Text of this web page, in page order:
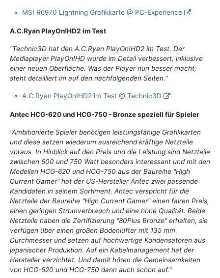
MSI R6970 Lightning Grafikkarte @ PC-Experience
A.C.Ryan PlayOn!HD2 im Test
"Technic3D hat den A.C.Ryan PlayOn!HD2 im Test. Der
Mediaplayer PlayOn!HD wurde im Detail verbessert, inklusive
einer neuen Oberfläche. Was der Player nun besser macht,
steht detailliert im auf den nachfolgenden Seiten."
A.C.Ryan PlayOn!HD2 im Test @ Technic3D
Antec HCG-620 und HCG-750 - Bronze speziell für Spieler
"Ambitionierte Spieler benötigen leistungsfähige Grafikkarten
und diese setzen wiederum ausreichend kräftige Netzteile
voraus. In Hinblick auf den Preis und die Leistung sind Netzteile
zwischen 600 und 750 Watt besonders interessant und mit den
Modellen HCG-620 und HCG-750 aus der Baureihe "High
Current Gamer" hat der US-Hersteller Antec zwei passende
Kandidaten in seinem Sortiment. Antec verspricht für die
Netzteile der Baureihe "High Current Gamer" einen fairen Preis,
einen geringen Stromverbrauch und eine hohe Qualität. Beide
Netzteile haben die Zertifizierung "80Plus Bronze" erhalten, sie
verfügen über einen großen Bodenlüfter mit 135 mm
Durchmesser und setzen auf hochwertige Kondensatoren aus
japanischer Produktion. Auf ein Kabelmanagement hat der
Hersteller verzichtet. Und damit hören die Gemeinsamkeiten
von HCG-620 und HCG-750 dann auch schon auf."